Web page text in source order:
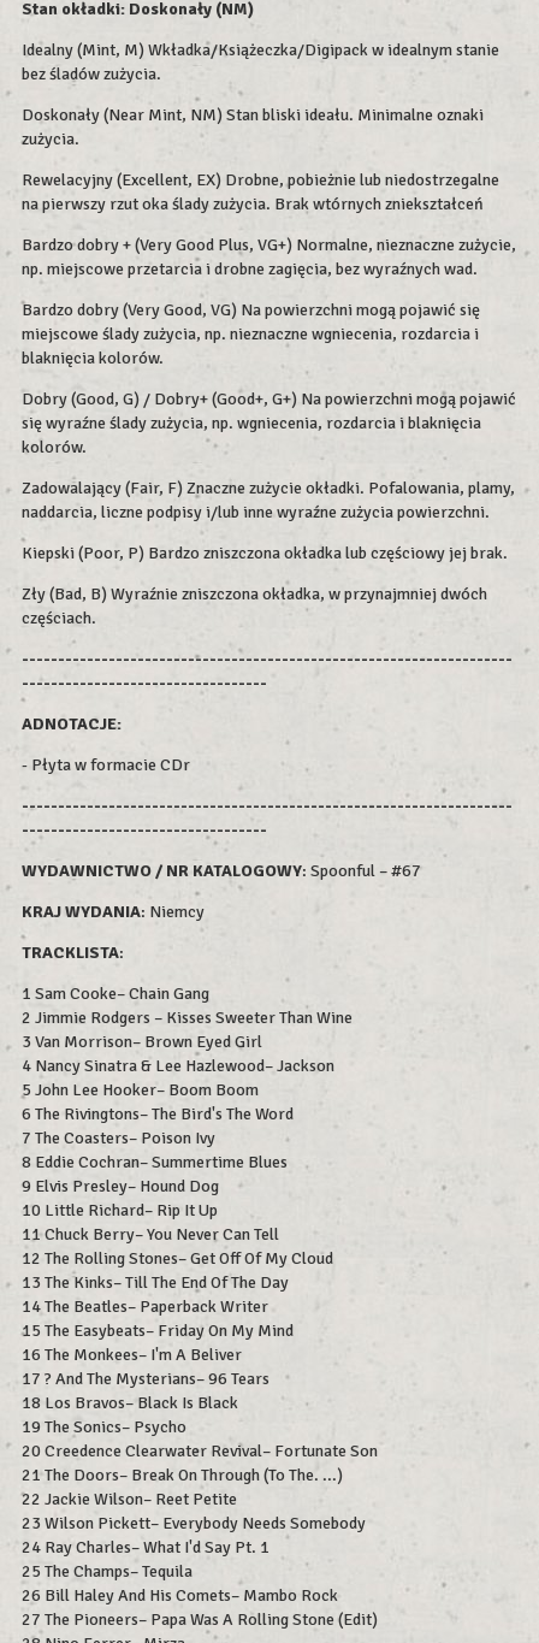
Stan okładki: Doskonały (NM)
Idealny (Mint, M) Wkładka/Książeczka/Digipack w idealnym stanie
bez śladów zużycia.
Doskonały (Near Mint, NM) Stan bliski ideału. Minimalne oznaki
zużycia.
Rewelacyjny (Excellent, EX) Drobne, pobieżnie lub niedostrzegalne
na pierwszy rzut oka ślady zużycia. Brak wtórnych zniekształceń
Bardzo dobry + (Very Good Plus, VG+) Normalne, nieznaczne zużycie,
np. miejscowe przetarcia i drobne zagięcia, bez wyraźnych wad.
Bardzo dobry (Very Good, VG) Na powierzchni mogą pojawić się
miejscowe ślady zużycia, np. nieznaczne wgniecenia, rozdarcia i
blaknięcia kolorów.
Dobry (Good, G) / Dobry+ (Good+, G+) Na powierzchni mogą pojawić
się wyraźne ślady zużycia, np. wgniecenia, rozdarcia i blaknięcia
kolorów.
Zadowalający (Fair, F) Znaczne zużycie okładki. Pofalowania, plamy,
naddarcia, liczne podpisy i/lub inne wyraźne zużycia powierzchni.
Kiepski (Poor, P) Bardzo zniszczona okładka lub częściowy jej brak.
Zły (Bad, B) Wyraźnie zniszczona okładka, w przynajmniej dwóch
częściach.
--------------------------------------------------------------------
----------------------------------
ADNOTACJE:
- Płyta w formacie CDr
--------------------------------------------------------------------
----------------------------------
WYDAWNICTWO / NR KATALOGOWY: Spoonful – #67
KRAJ WYDANIA: Niemcy
TRACKLISTA:
1 Sam Cooke– Chain Gang
2 Jimmie Rodgers – Kisses Sweeter Than Wine
3 Van Morrison– Brown Eyed Girl
4 Nancy Sinatra & Lee Hazlewood– Jackson
5 John Lee Hooker– Boom Boom
6 The Rivingtons– The Bird's The Word
7 The Coasters– Poison Ivy
8 Eddie Cochran– Summertime Blues
9 Elvis Presley– Hound Dog
10 Little Richard– Rip It Up
11 Chuck Berry– You Never Can Tell
12 The Rolling Stones– Get Off Of My Cloud
13 The Kinks– Till The End Of The Day
14 The Beatles– Paperback Writer
15 The Easybeats– Friday On My Mind
16 The Monkees– I'm A Beliver
17 ? And The Mysterians– 96 Tears
18 Los Bravos– Black Is Black
19 The Sonics– Psycho
20 Creedence Clearwater Revival– Fortunate Son
21 The Doors– Break On Through (To The. ...)
22 Jackie Wilson– Reet Petite
23 Wilson Pickett– Everybody Needs Somebody
24 Ray Charles– What I'd Say Pt. 1
25 The Champs– Tequila
26 Bill Haley And His Comets– Mambo Rock
27 The Pioneers– Papa Was A Rolling Stone (Edit)